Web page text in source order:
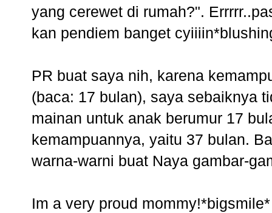
yang cerewet di rumah?".
kan pendiem banget
PR buat saya nih, karena
(baca: 17 bulan), saya sebaiknya
mainan untuk anak berumur 17
kemampuannya, yaitu 37 bulan.
warna-warni buat Naya gambar-
Im a very proud mommy!*bigsmile*